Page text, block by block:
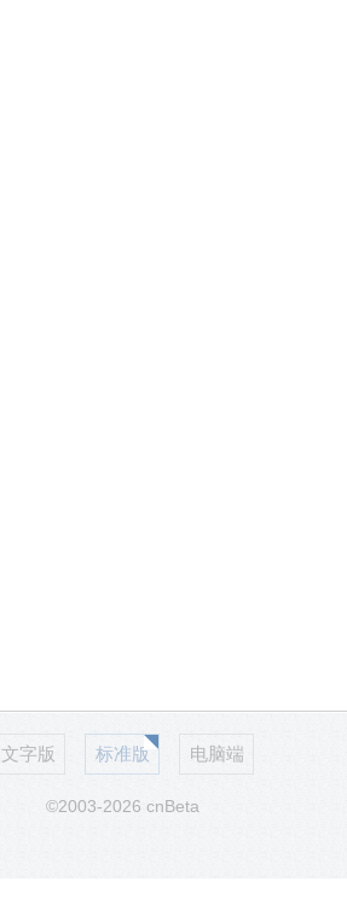
文字版 标准版 电脑端
©2003-2026 cnBeta